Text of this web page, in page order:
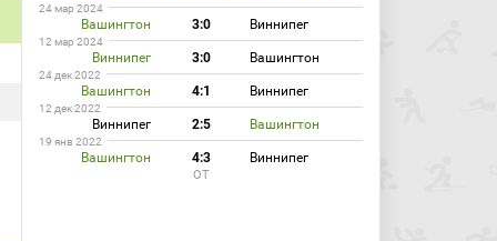
24 мар 2024
Вашингтон 3:0 Виннипег
12 мар 2024
Виннипег 3:0 Вашингтон
24 дек 2022
Вашингтон 4:1 Виннипег
12 дек 2022
Виннипег 2:5 Вашингтон
19 янв 2022
Вашингтон 4:3 Виннипег
ОТ